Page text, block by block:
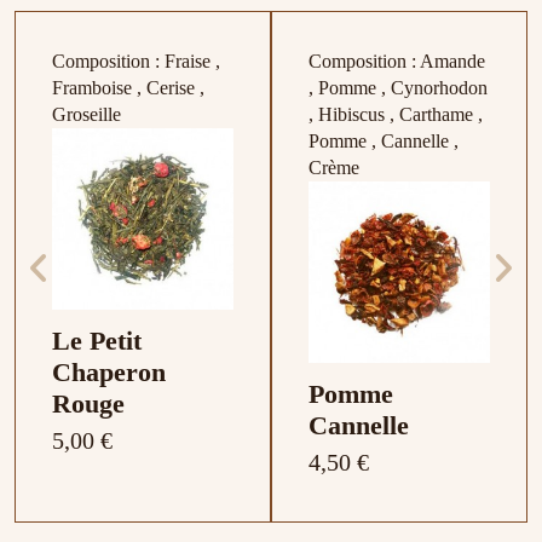
Tsarevna Boite
20 Sachets
9,90 €11,90 €
Biscuit
d'Orange
5,00 €6,00 €
Rooibos Crème
Brûlée
5,50 €6,50 €
Glögg
8,00 €
Glögg Boite de
20 Sachets
9,90 €11,90 €
Pain d'Épices
5,00 €6,00 €
Rooibos Pain
d'Épices
5,50 €6,50 €
Composition : Fraise ,
Framboise , Cerise ,
Groseille
Le Petit
Chaperon
Rouge
5,00 €
Composition : Amande
, Pomme , Cynorhodon
, Hibiscus , Carthame ,
Pomme , Cannelle ,
Crème
Pomme
Cannelle
4,50 €